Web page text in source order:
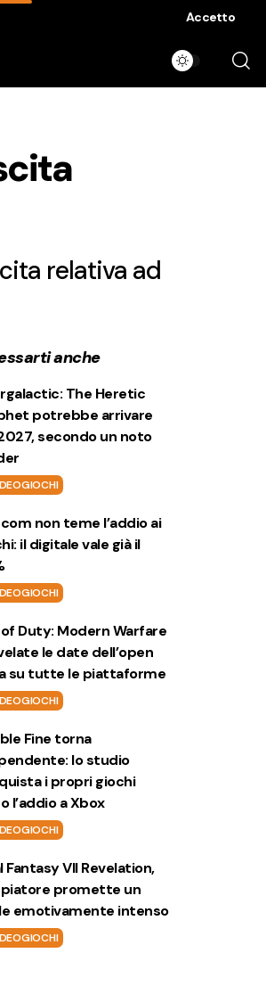
Accetto
relativa ad
anche
The Heretic
potrebbe arrivare
secondo un noto
non teme l’addio ai
il digitale vale già il
of Duty: Modern Warfare
le date dell’open
su tutte le piattaforme
Fine torna
lo studio
i propri giochi
l’addio a Xbox
Fantasy VII Revelation,
promette un
emotivamente intenso